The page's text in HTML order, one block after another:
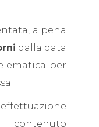
a pena
dalla data
per